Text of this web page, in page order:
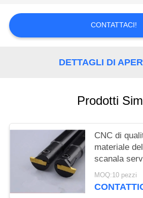
SULLA
PRIVACY
CONTATTACI!
DETTAGLI DI
Prodotti
CNC di
materiale
scanala
grado di iso
P10 P20
MOQ:10 pezzi